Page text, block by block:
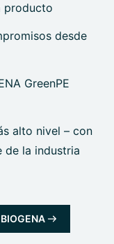
producto
desde
GreenPE
alto nivel – con
de la industria